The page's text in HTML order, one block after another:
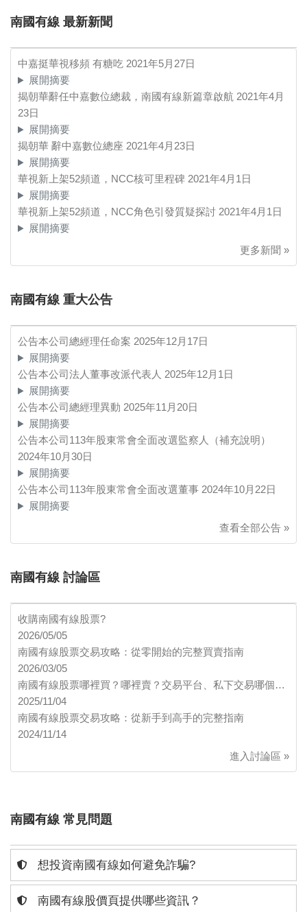
南國有線 最新新聞
中嘉挺華視移頻 有糖吃 2021年5月27日
展開摘要
揭朝華辭任中嘉數位總裁，南國有線新篇章啟航 2021年4月
23日
展開摘要
揭朝華 辭中嘉數位總座 2021年4月23日
展開摘要
華視新上架52頻道，NCC核可里程碑 2021年4月1日
展開摘要
華視新上架52頻道，NCC角色引發質疑探討 2021年4月1日
展開摘要
更多新聞 »
南國有線 重大公告
公告本公司總經理任命案 2025年12月17日
展開摘要
公告本公司法人董事改派代表人 2025年12月1日
展開摘要
公告本公司總經理異動 2025年11月20日
展開摘要
公告本公司113年股東常會全面改選監察人（補充說明）
2024年10月30日
展開摘要
公告本公司113年股東常會全面改選董事 2024年10月22日
展開摘要
查看全部公告 »
南國有線 討論區
收購南國有線股票?
2026/05/05
南國有線股票交易攻略：從零開始的完整買賣指南
2026/03/05
南國有線股票哪裡買？哪裡賣？交易平台、私下交易哪個…
2025/11/04
南國有線股票交易攻略：從新手到高手的完整指南
2024/11/14
進入討論區 »
南國有線 常見問題
想投資南國有線如何避免詐騙?
南國有線股價頁提供哪些資訊？